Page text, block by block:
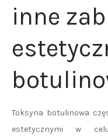
inne
Toksyna botulinowa
estetycznymi w